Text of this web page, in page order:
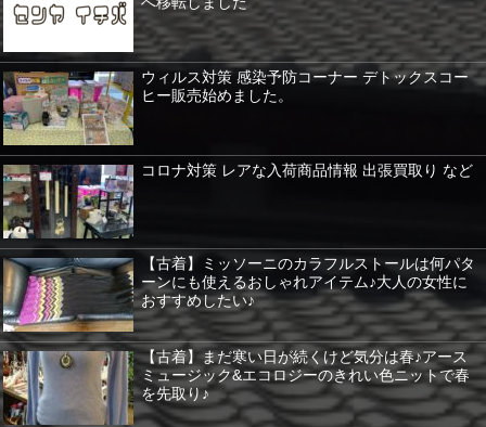
ウィルス対策 感染予防コーナー デトックスコー
ヒー販売始めました。
コロナ対策 レアな入荷商品情報 出張買取り など
【古着】ミッソーニのカラフルストールは何パタ
ーンにも使えるおしゃれアイテム♪大人の女性に
おすすめしたい♪
【古着】まだ寒い日が続くけど気分は春♪アース
ミュージック&エコロジーのきれい色ニットで春
を先取り♪